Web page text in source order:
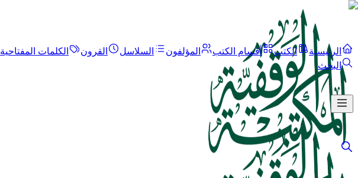
الرئيسية الكتب أقسام الكتب المؤلفون السلاسل القرون الكلمات المفتاحية
البحث